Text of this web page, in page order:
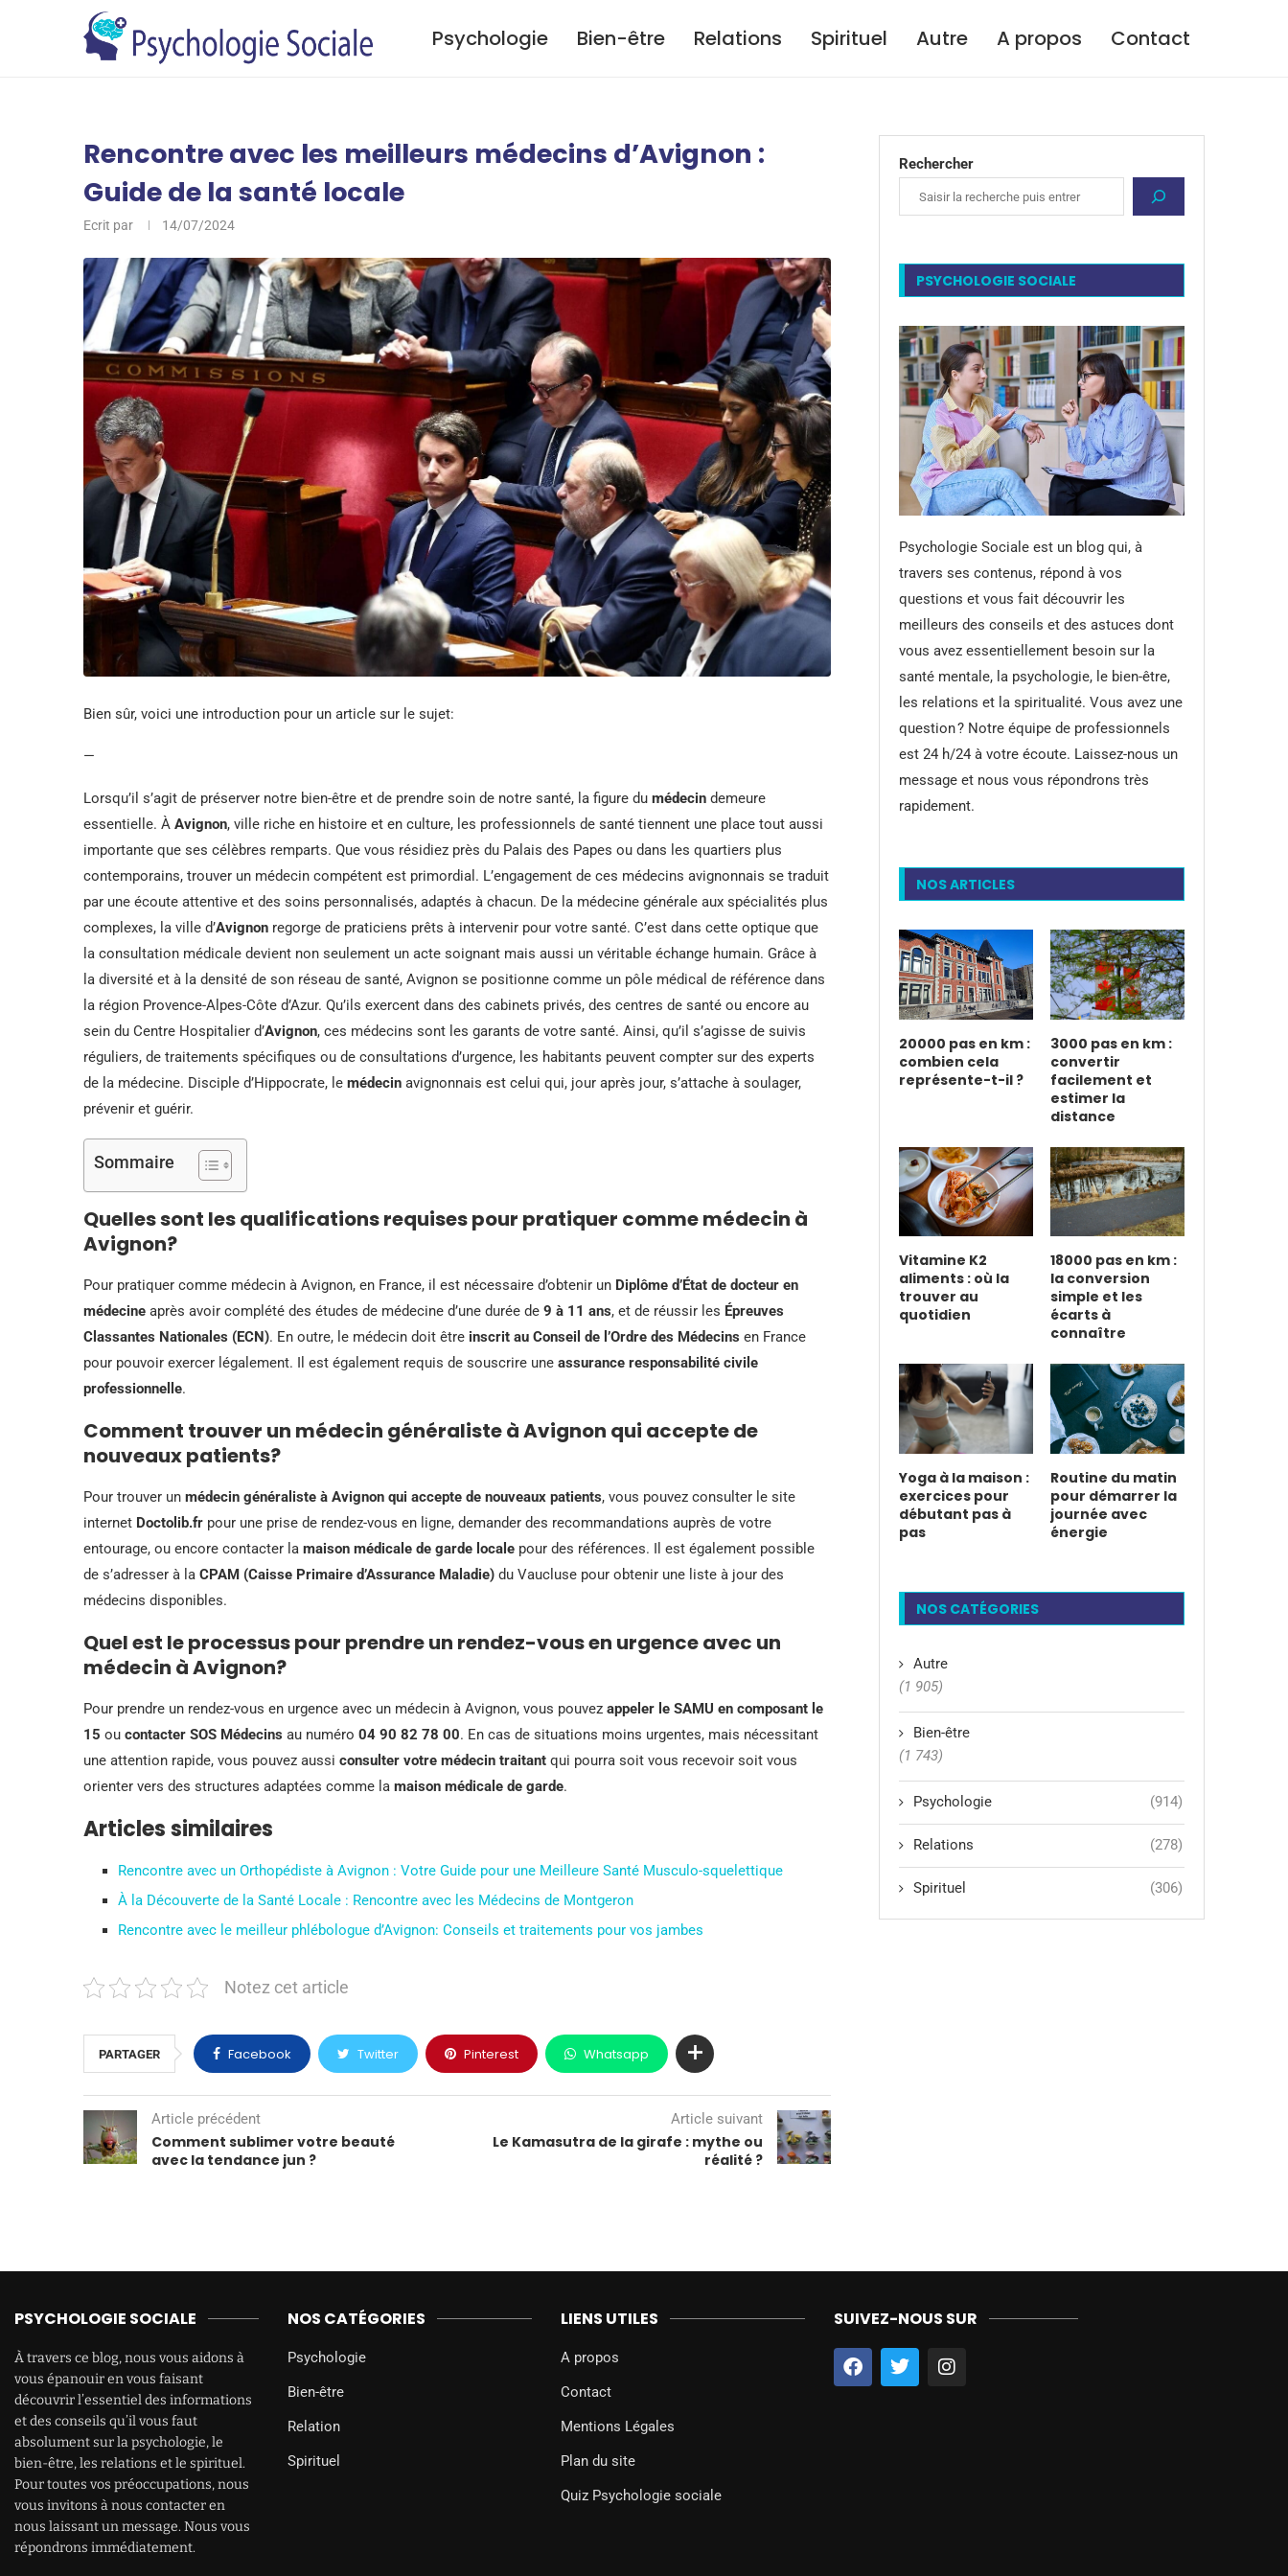
Psychologie Bien-être Relations Spirituel Autre A propos Contact
Rencontre avec les meilleurs médecins d’Avignon :
Guide de la santé locale
Ecrit par 14/07/2024
Bien sûr, voici une introduction pour un article sur le sujet:
—
Lorsqu’il s’agit de préserver notre bien-être et de prendre soin de notre santé, la figure du médecin demeure
essentielle. À Avignon, ville riche en histoire et en culture, les professionnels de santé tiennent une place tout aussi
importante que ses célèbres remparts. Que vous résidiez près du Palais des Papes ou dans les quartiers plus
contemporains, trouver un médecin compétent est primordial. L’engagement de ces médecins avignonnais se traduit
par une écoute attentive et des soins personnalisés, adaptés à chacun. De la médecine générale aux spécialités plus
complexes, la ville d’Avignon regorge de praticiens prêts à intervenir pour votre santé. C’est dans cette optique que
la consultation médicale devient non seulement un acte soignant mais aussi un véritable échange humain. Grâce à
la diversité et à la densité de son réseau de santé, Avignon se positionne comme un pôle médical de référence dans
la région Provence-Alpes-Côte d’Azur. Qu’ils exercent dans des cabinets privés, des centres de santé ou encore au
sein du Centre Hospitalier d’Avignon, ces médecins sont les garants de votre santé. Ainsi, qu’il s’agisse de suivis
réguliers, de traitements spécifiques ou de consultations d’urgence, les habitants peuvent compter sur des experts
de la médecine. Disciple d’Hippocrate, le médecin avignonnais est celui qui, jour après jour, s’attache à soulager,
prévenir et guérir.
Sommaire
Quelles sont les qualifications requises pour pratiquer comme médecin à
Avignon?
Pour pratiquer comme médecin à Avignon, en France, il est nécessaire d’obtenir un Diplôme d’État de docteur en
médecine après avoir complété des études de médecine d’une durée de 9 à 11 ans, et de réussir les Épreuves
Classantes Nationales (ECN). En outre, le médecin doit être inscrit au Conseil de l’Ordre des Médecins en France
pour pouvoir exercer légalement. Il est également requis de souscrire une assurance responsabilité civile
professionnelle.
Comment trouver un médecin généraliste à Avignon qui accepte de
nouveaux patients?
Pour trouver un médecin généraliste à Avignon qui accepte de nouveaux patients, vous pouvez consulter le site
internet Doctolib.fr pour une prise de rendez-vous en ligne, demander des recommandations auprès de votre
entourage, ou encore contacter la maison médicale de garde locale pour des références. Il est également possible
de s’adresser à la CPAM (Caisse Primaire d’Assurance Maladie) du Vaucluse pour obtenir une liste à jour des
médecins disponibles.
Quel est le processus pour prendre un rendez-vous en urgence avec un
médecin à Avignon?
Pour prendre un rendez-vous en urgence avec un médecin à Avignon, vous pouvez appeler le SAMU en composant le
15 ou contacter SOS Médecins au numéro 04 90 82 78 00. En cas de situations moins urgentes, mais nécessitant
une attention rapide, vous pouvez aussi consulter votre médecin traitant qui pourra soit vous recevoir soit vous
orienter vers des structures adaptées comme la maison médicale de garde.
Articles similaires
Rencontre avec un Orthopédiste à Avignon : Votre Guide pour une Meilleure Santé Musculo-squelettique
À la Découverte de la Santé Locale : Rencontre avec les Médecins de Montgeron
Rencontre avec le meilleur phlébologue d’Avignon: Conseils et traitements pour vos jambes
Notez cet article
PARTAGER Facebook Twitter Pinterest Whatsapp
Article précédent
Comment sublimer votre beauté
avec la tendance jun ?
Article suivant
Le Kamasutra de la girafe : mythe ou
réalité ?
Rechercher
PSYCHOLOGIE SOCIALE
Psychologie Sociale est un blog qui, à
travers ses contenus, répond à vos
questions et vous fait découvrir les
meilleurs des conseils et des astuces dont
vous avez essentiellement besoin sur la
santé mentale, la psychologie, le bien-être,
les relations et la spiritualité. Vous avez une
question ? Notre équipe de professionnels
est 24 h/24 à votre écoute. Laissez-nous un
message et nous vous répondrons très
rapidement.
NOS ARTICLES
20000 pas en km :
combien cela
représente-t-il ?
3000 pas en km :
convertir
facilement et
estimer la
distance
Vitamine K2
aliments : où la
trouver au
quotidien
18000 pas en km :
la conversion
simple et les
écarts à
connaître
Yoga à la maison :
exercices pour
débutant pas à
pas
Routine du matin
pour démarrer la
journée avec
énergie
NOS CATÉGORIES
Autre
(1 905)
Bien-être
(1 743)
Psychologie (914)
Relations (278)
Spirituel (306)
PSYCHOLOGIE SOCIALE
À travers ce blog, nous vous aidons à
vous épanouir en vous faisant
découvrir l’essentiel des informations
et des conseils qu’il vous faut
absolument sur la psychologie, le
bien-être, les relations et le spirituel.
Pour toutes vos préoccupations, nous
vous invitons à nous contacter en
nous laissant un message. Nous vous
répondrons immédiatement.
NOS CATÉGORIES
Psychologie
Bien-être
Relation
Spirituel
LIENS UTILES
A propos
Contact
Mentions Légales
Plan du site
Quiz Psychologie sociale
SUIVEZ-NOUS SUR